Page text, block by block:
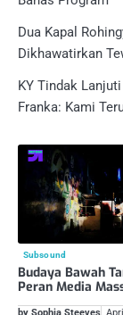
Dua Kapal
Dikhawatirkan
KY Tindak
Franka: Kami
Subsound
Budaya Bawah
Peran Media